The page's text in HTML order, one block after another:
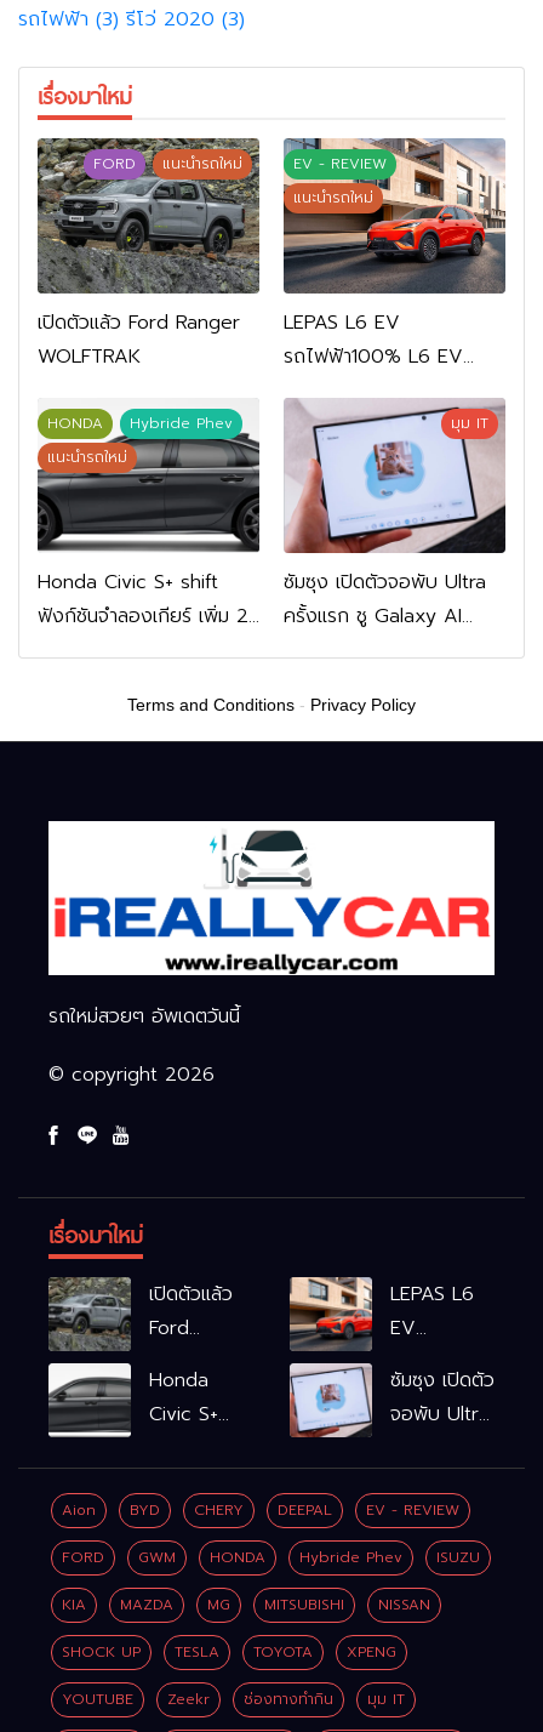
รถไฟฟ้า (3) รีโว่ 2020 (3)
เรื่องมาใหม่
FORD แนะนำรถใหม่
เปิดตัวแล้ว Ford Ranger
WOLFTRAK
EV - REVIEW
แนะนำรถใหม่
LEPAS L6 EV
รถไฟฟ้า100% L6 EV
Comfort FWD 769,900
บาท L6 EV Premium
FWD 799,900 บาท
HONDA
Hybride Phev
แนะนำรถใหม่
Honda Civic S+ shift
ฟังก์ชันจำลองเกียร์ เพิ่ม 2
หมื่นบาท
มุม IT
ซัมซุง เปิดตัวจอพับ Ultra
ครั้งแรก ชู Galaxy AI
เชื่อมมือถือ-นาฬิกา-แว่น
Terms and Conditions - Privacy Policy
รถใหม่สวยๆ อัพเดตวันนี้
© copyright 2026
เรื่องมาใหม่
เปิดตัวแล้ว
Ford
WOLFTRAK
LEPAS L6
EV
L6 EV
Comfort
FWD
769,900
บาท L6 EV
Premium
FWD
799,900
บาท
Honda
Civic S+
จำลองเกียร์
เพิ่ม 2 หมื่น
บาท
ซัมซุง เปิดตัว
จอพับ Ultra
เชื่อมมือถือ-
นาฬิกา-แว่น
อัจฉริยะ
Aion BYD CHERY DEEPAL EV - REVIEW
FORD GWM HONDA Hybride Phev ISUZU
KIA MAZDA MG MITSUBISHI NISSAN
SHOCK UP TESLA TOYOTA XPENG
YOUTUBE Zeekr ช่องทางทำกิน มุม IT